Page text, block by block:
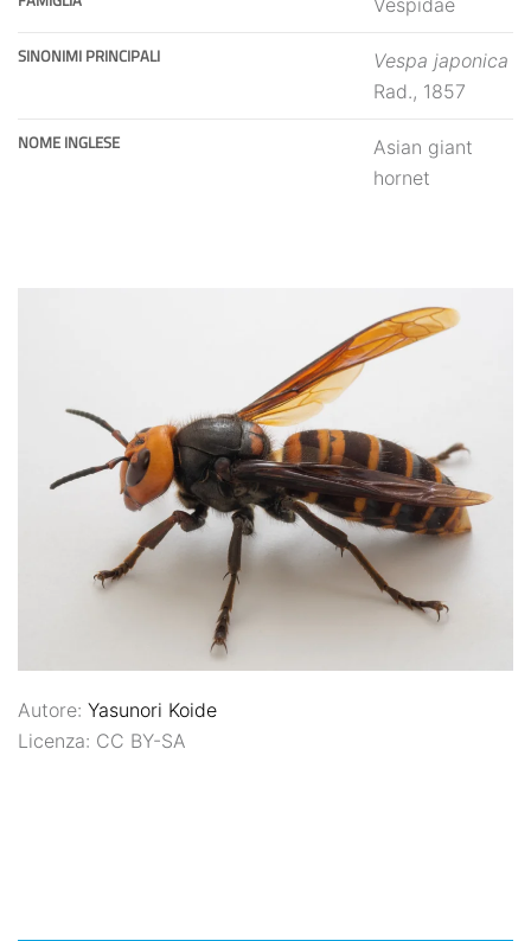
Vespidae
SINONIMI PRINCIPALI
Vespa japonica
Rad., 1857
NOME INGLESE
Asian giant
hornet
Autore: Yasunori Koide
Licenza: CC BY-SA